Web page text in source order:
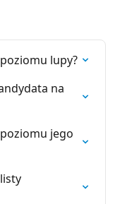
lupy?
na
poziomu jego